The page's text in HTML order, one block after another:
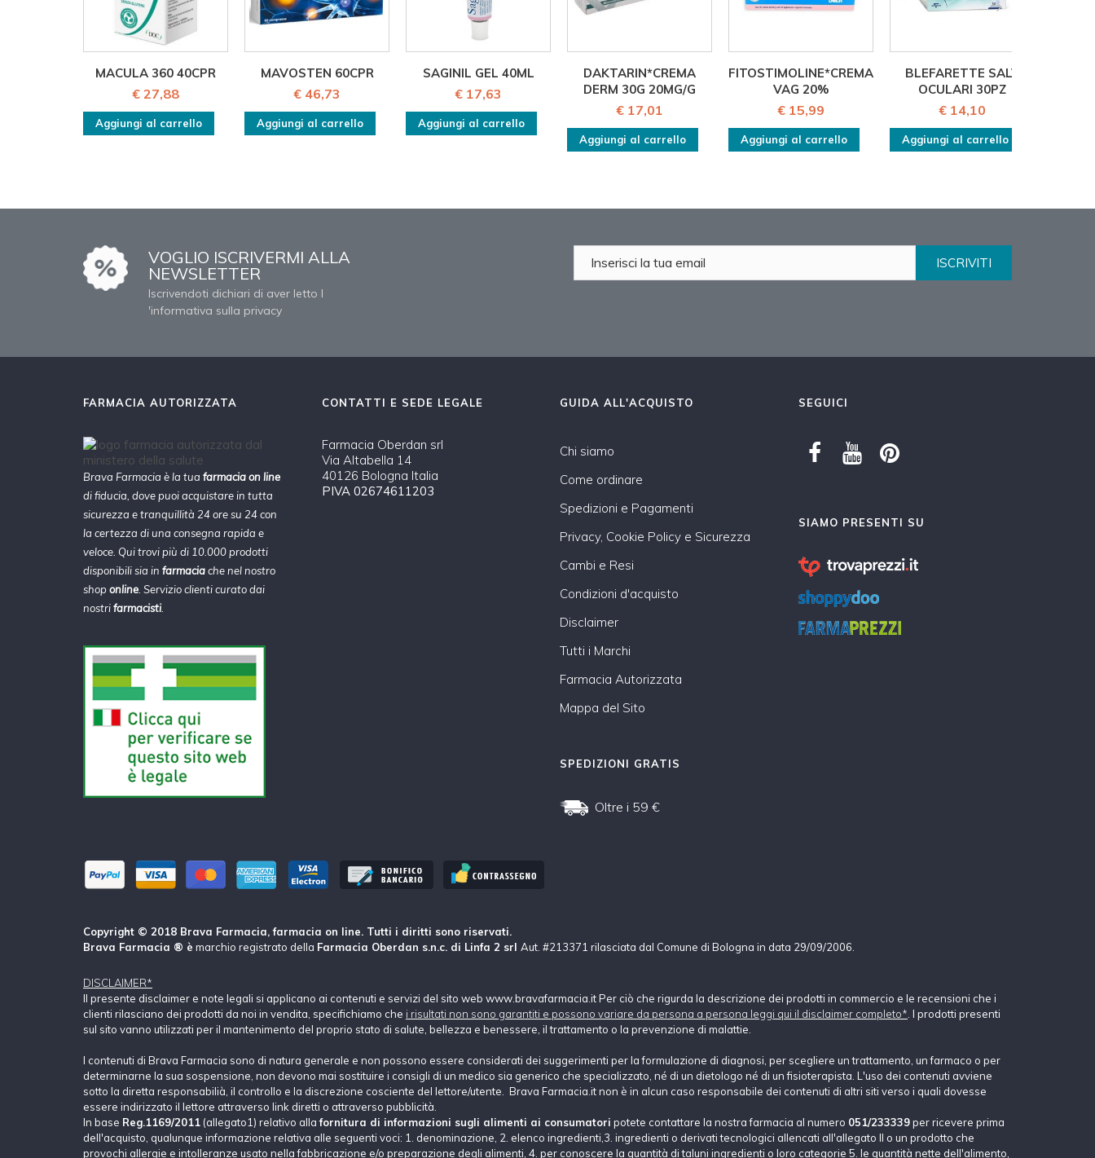
MACULA 360 40CPR
€ 27,88
Aggiungi al carrello
MAVOSTEN 60CPR
€ 46,73
Aggiungi al carrello
SAGINIL GEL 40ML
€ 17,63
Aggiungi al carrello
DAKTARIN*CREMA
DERM 30G 20MG/G
€ 17,01
Aggiungi al carrello
FITOSTIMOLINE*CREMA
VAG 20%
€ 15,99
Aggiungi al carrello
BLEFARETTE SALV
OCULARI 30PZ
€ 14,10
Aggiungi al carrello
VOGLIO ISCRIVERMI ALLA
NEWSLETTER
Iscrivendoti dichiari di aver letto l
'informativa sulla privacy
ISCRIVITI
FARMACIA AUTORIZZATA
Brava Farmacia è la tua farmacia on line
di fiducia, dove puoi acquistare in tutta
sicurezza e tranquillità 24 ore su 24 con
la certezza di una consegna rapida e
veloce. Qui trovi più di 10.000 prodotti
disponibili sia in farmaciache nel nostro
shoponline . Servizio clienti curato dai
nostrifarmacisti
CONTATTI E SEDE LEGALE
Farmacia Oberdan srl
Via Altabella 14
40126 Bologna Italia
PIVA 02674611203
GUIDA ALL'ACQUISTO
Chi siamo
Come ordinare
Spedizioni e Pagamenti
Privacy, Cookie Policy e Sicurezza
Cambi e Resi
Condizioni d'acquisto
Disclaimer
Tutti i Marchi
Farmacia Autorizzata
Mappa del Sito
SPEDIZIONI GRATIS
Oltre i 59 €
SEGUICI
SIAMO PRESENTI SU
Copyright © 2018 Brava Farmacia, farmacia on line. Tutti i diritti sono riservati.
Brava Farmacia ® è marchio registrato della Farmacia Oberdan s.n.c. di Linfa 2 srl Aut. #213371 rilasciata dal Comune di Bologna in data 29/09/2006.
DISCLAIMER*
Il presente disclaimer e note legali si applicano ai contenuti e servizi del sito web www.bravafarmacia.it Per ciò che rigurda la descrizione dei prodotti in commercio e le recensioni che i
clienti rilasciano dei prodotti da noi in vendita, specifichiamo che i risultati non sono garantiti e possono variare da persona a persona leggi qui il disclaimer completo* . I prodotti presenti
sul sito vanno utilizzati per il mantenimento del proprio stato di salute, bellezza e benessere, il trattamento o la prevenzione di malattie.
I contenuti di Brava Farmacia sono di natura generale e non possono essere considerati dei suggerimenti per la formulazione di diagnosi, per scegliere un trattamento, un farmaco o per
determinarne la sua sospensione, non devono mai sostituire i consigli di un medico sia generico che specializzato, né di un dietologo né di un fisioterapista. L'uso dei contenuti avviene
sotto la diretta responsabilià, il controllo e la discrezione cosciente del lettore/utente. Brava Farmacia.it non è in alcun caso responsabile dei contenuti di altri siti verso i quali dovesse
essere indirizzato il lettore attraverso link diretti o attraverso pubblicità.
In base Reg.1169/2011 (allegato1) relativo allafornitura di informazioni sugli alimenti ai consumatori potete contattare la nostra farmacia al numero 051/233339per ricevere prima
dell'acquisto, qualunque informazione relativa alle seguenti voci: 1. denominazione, 2. elenco ingredienti,3. ingredienti o derivati tecnologici allencati all'allegato II o un prodotto che
provochi allergie e intolleranze usato nella fabbricazione e/o preparazione degli alimenti, 4. per conoscere la quantità di taluni ingredienti o loro categorie 5. le quantità nette dell'alimento,